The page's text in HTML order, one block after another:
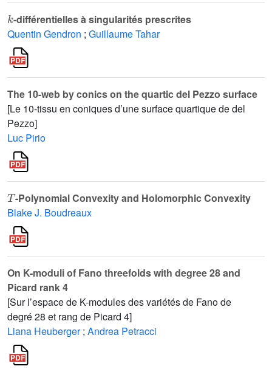
-différentielles à singularités prescrites
Quentin Gendron ; Guillaume Tahar
The 10-web by conics on the quartic del Pezzo surface
[Le 10-tissu en coniques d’une surface quartique de del
Pezzo]
Luc Pirio
-Polynomial Convexity and Holomorphic Convexity
Blake J. Boudreaux
On K-moduli of Fano threefolds with degree 28 and
Picard rank 4
[Sur l’espace de K-modules des variétés de Fano de
degré 28 et rang de Picard 4]
Liana Heuberger ; Andrea Petracci